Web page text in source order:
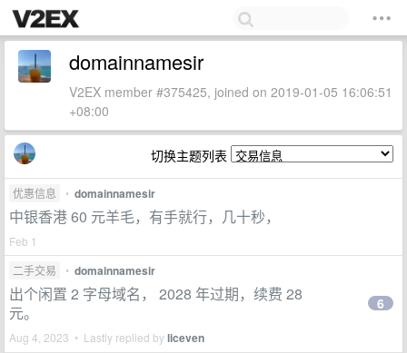
domainnamesir
V2EX member #375425, joined on 2019-01-05 16:06:51
+08:00
切换主题列表
优惠信息 • domainnamesir
中银香港 60 元羊毛，有手就行，几十秒，
Feb 1
二手交易
• domainnamesir
出个闲置 2 字母域名， 2028 年过期，续费 28
元。
Aug 4, 2023 • Lastly replied byliceven
6